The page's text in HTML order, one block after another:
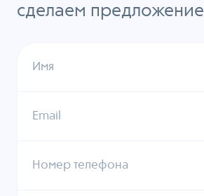
сделаем предложение
Имя
Email
Номер телефона